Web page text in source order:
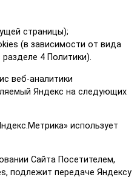
страницы);
(в зависимости от вида
4 Политики).
веб-аналитики
Яндекс на следующих
использует
Сайта Посетителем,
подлежит передаче Яндексу